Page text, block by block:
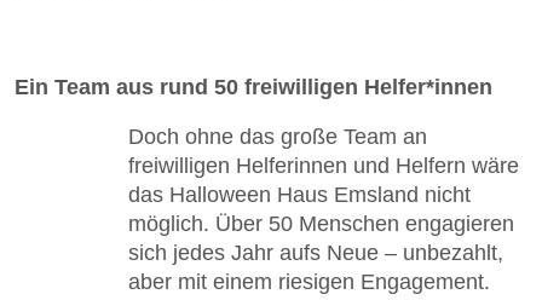
Ein Team aus rund 50 freiwilligen Helfer*innen
Doch ohne das große Team an
freiwilligen Helferinnen und Helfern wäre
das Halloween Haus Emsland nicht
möglich. Über 50 Menschen engagieren
sich jedes Jahr aufs Neue – unbezahlt,
aber mit einem riesigen Engagement.